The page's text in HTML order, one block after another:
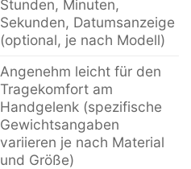
Stunden, Minuten,
Sekunden, Datumsanzeige
(optional, je nach Modell)
Angenehm leicht für den
Tragekomfort am
Handgelenk (spezifische
Gewichtsangaben
variieren je nach Material
und Größe)